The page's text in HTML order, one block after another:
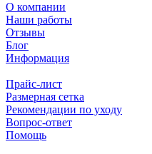
О компании
Наши работы
Отзывы
Блог
Информация
Прайс-лист
Размерная сетка
Рекомендации по уходу
Вопрос-ответ
Помощь